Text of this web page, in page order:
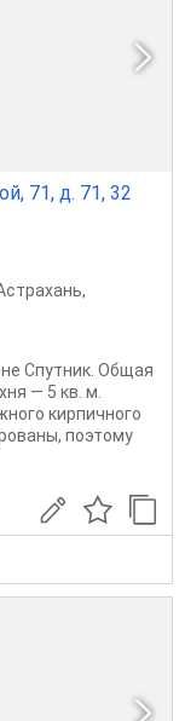
71, д. 71, 32
,
Спутник. Общая
— 5 кв. м.
кирпичного
поэтому